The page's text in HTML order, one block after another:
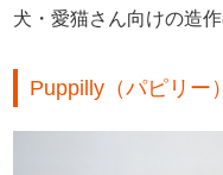
犬・愛猫さん向けの造
Puppilly（パピリー）